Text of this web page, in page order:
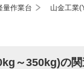
量作業台
山金工業
～350kg)の